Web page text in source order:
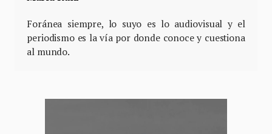
Foránea siempre, lo suyo es lo audiovisual y el
periodismo es la vía por donde conoce y cuestiona
al mundo.